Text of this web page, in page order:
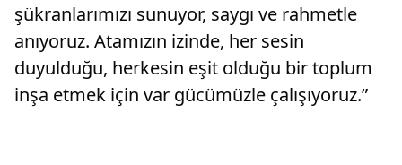
şükranlarımızı sunuyor, saygı ve rahmetle
anıyoruz. Atamızın izinde, her sesin
duyulduğu, herkesin eşit olduğu bir toplum
inşa etmek için var gücümüzle çalışıyoruz.”